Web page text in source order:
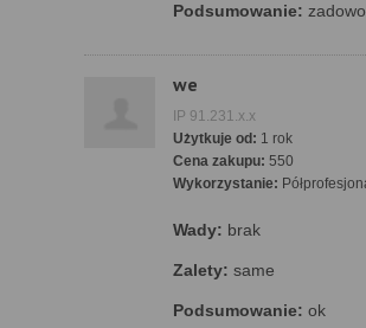
Podsumowanie:
we
IP 91.231.x.x
Użytkuje od: 1 rok
Cena zakupu: 550
Wykorzystanie:
Wady: brak
Zalety: same
Podsumowanie: ok